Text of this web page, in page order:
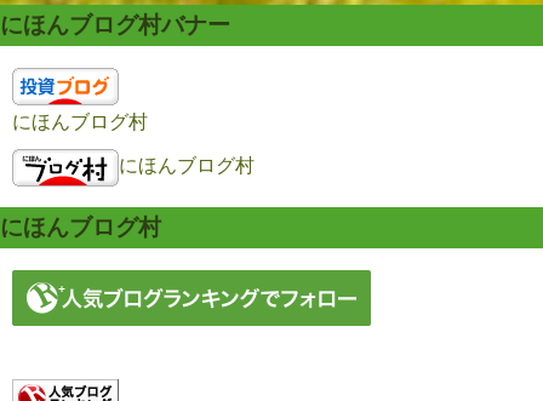
にほんブログ村バナー
にほんブログ村
にほんブログ村
にほんブログ村